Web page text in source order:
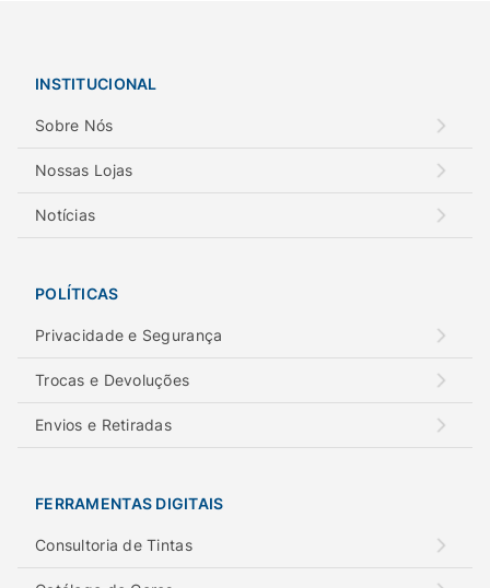
INSTITUCIONAL
Sobre Nós
Nossas Lojas
Notícias
POLÍTICAS
Privacidade e Segurança
Trocas e Devoluções
Envios e Retiradas
FERRAMENTAS DIGITAIS
Consultoria de Tintas